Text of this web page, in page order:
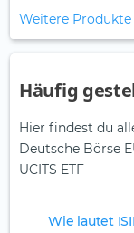
Weitere Produkte
Häufig
Hier findest du
Deutsche Börse
UCITS ETF
Wie lautet